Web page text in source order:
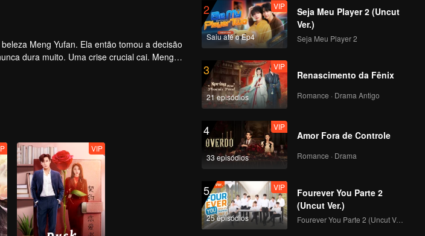
Meng Yufan. Ela então tomou a decisão
dura muito. Uma crise crucial cai. Meng
VIP
2
Saiu até o Ep4
VIP
Seja Meu Player 2 (Uncut
Ver.)
Seja Meu Player 2
3
21 episódios
VIP
Renascimento da Fênix
Romance · Drama Antigo
4
33 episódios
VIP
Amor Fora de Controle
Romance · Drama
5
25 episódios
VIP
Fourever You Parte 2
(Uncut Ver.)
Fourever You Parte 2 (Uncut Ver.)